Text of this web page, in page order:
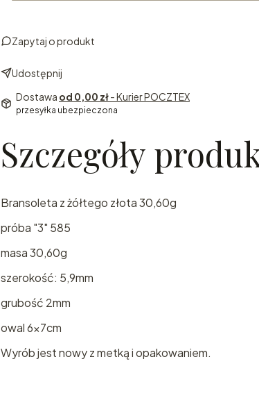
Zapytaj o produkt
Udostępnij
Dostawa od 0,00 zł- Kurier POCZTEX
przesyłka ubezpieczona
Szczegóły
Bransoleta z żółtego złota 30,60g
próba "3" 585
masa 30,60g
szerokość: 5,9mm
grubość 2mm
owal 6x7cm
Wyrób jest nowy z metką i opakowaniem.